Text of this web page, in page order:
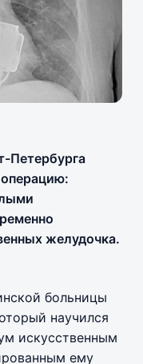
Петербурга
желудочка.
больницы
научился
искусственным
ему